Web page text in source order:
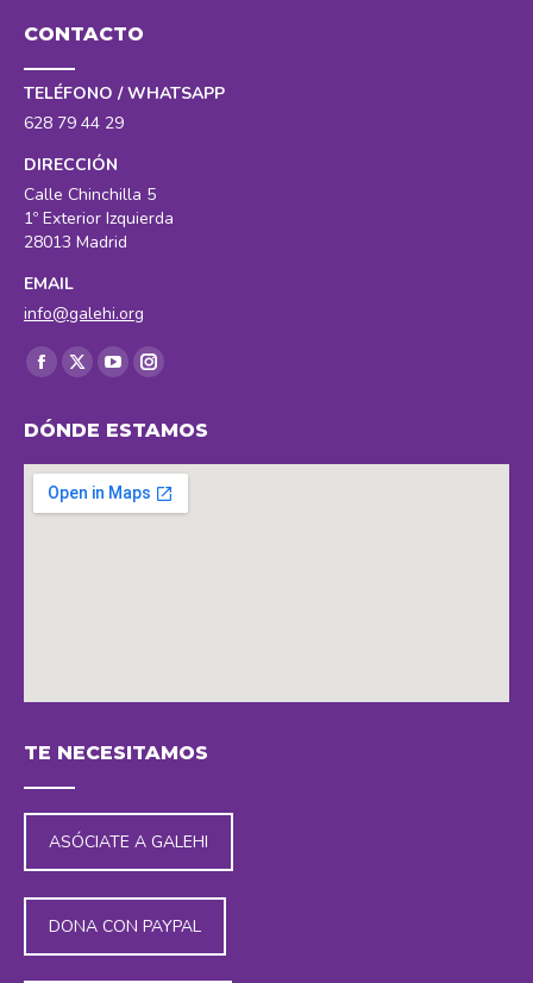
CONTACTO
TELÉFONO / WHATSAPP
628 79 44 29
DIRECCIÓN
Calle Chinchilla 5
1º Exterior Izquierda
28013 Madrid
EMAIL
info@galehi.org
Encuéntranos en:
Facebook
opens
in
new
X
opens
in
new
YouTube
opens
in
new
Instagram
opens
in
new
DÓNDE ESTAMOS
TE NECESITAMOS
ASÓCIATE A GALEHI
DONA CON PAYPAL